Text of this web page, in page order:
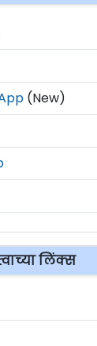
(New)
लिंक्स